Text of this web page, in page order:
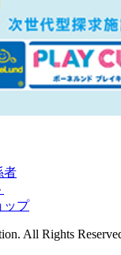
者
ップ
All Rights